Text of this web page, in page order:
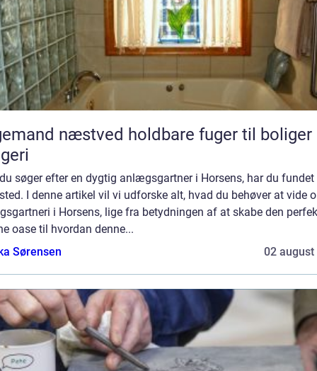
næstved holdbare fuger til boliger og
søger efter en dygtig anlægsgartner i Horsens, har du fundet
I denne artikel vil vi udforske alt, hvad du behøver at vide
i Horsens, lige fra betydningen af at skabe den
oase til hvordan denne...
Sørensen
02 august